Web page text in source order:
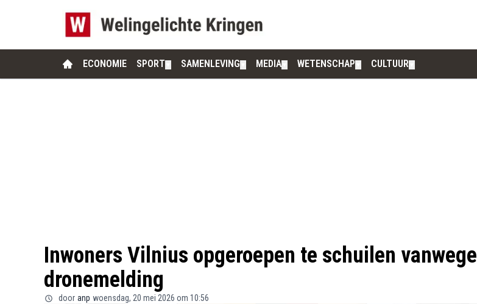
ECONOMIE SPORT SAMENLEVING MEDIA WETENSCHAP CULTUUR
Inwoners Vilnius opgeroepen te schuilen vanwege
dronemelding
door anp woensdag, 20 mei 2026 om 10:56